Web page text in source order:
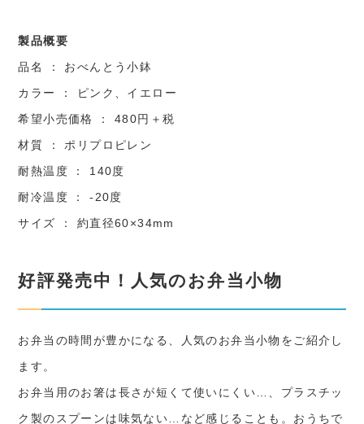
製品概要
品名 ： おべんとう小鉢
カラー ： ピンク、イエロー
希望小売価格 ： 480円＋税
材質 ： ポリプロピレン
耐熱温度 ： 140度
耐冷温度 ： -20度
サイズ ： 約直径60×34mm
好評発売中！人気のお弁当小物
お弁当の時間が豊かになる、人気のお弁当小物をご紹介し
ます。
お弁当用のお箸は長さが短くて使いにくい…、プラスチッ
ク製のスプーンは味気ない…など感じることも。おうちで